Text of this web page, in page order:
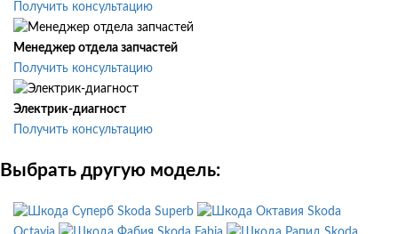
Получить консультацию
Менеджер отдела запчастей
Получить консультацию
Электрик-диагност
Получить консультацию
Выбрать другую модель:
Skoda Superb
Skoda